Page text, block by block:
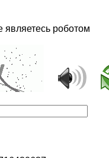
являетесь роботом